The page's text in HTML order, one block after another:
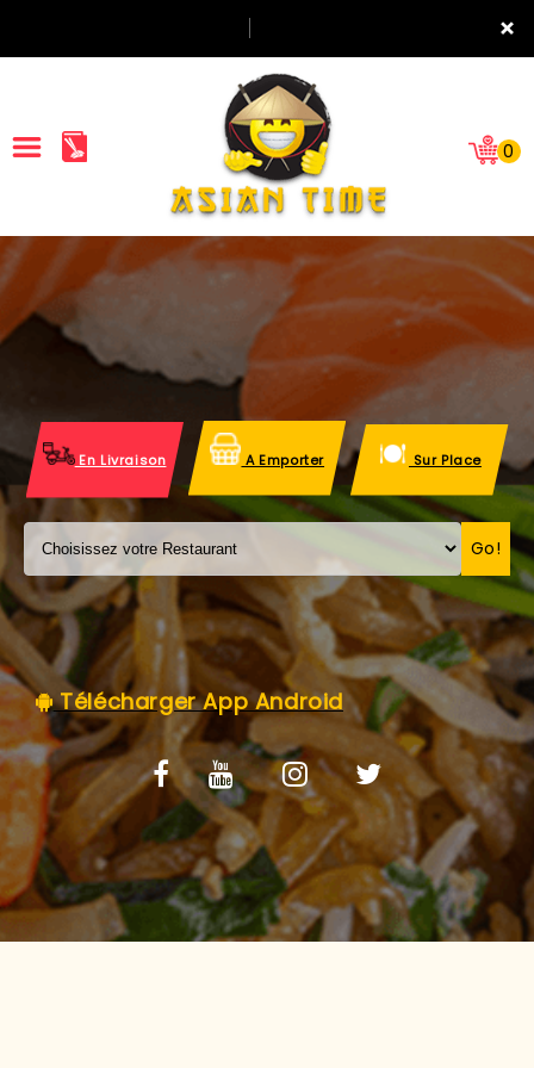
×
ACCUEIL
LA CARTE
VOS AVIS
MENTIONS LÉGALES
C.G.V
0
En Livraison A Emporter Sur Place
Go!
Télécharger App Android